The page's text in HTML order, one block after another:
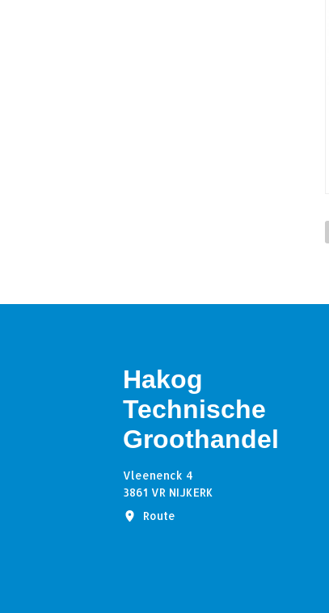
Hakog
Technische
Groothandel
Vleenenck 4
3861 VR NIJKERK
Route